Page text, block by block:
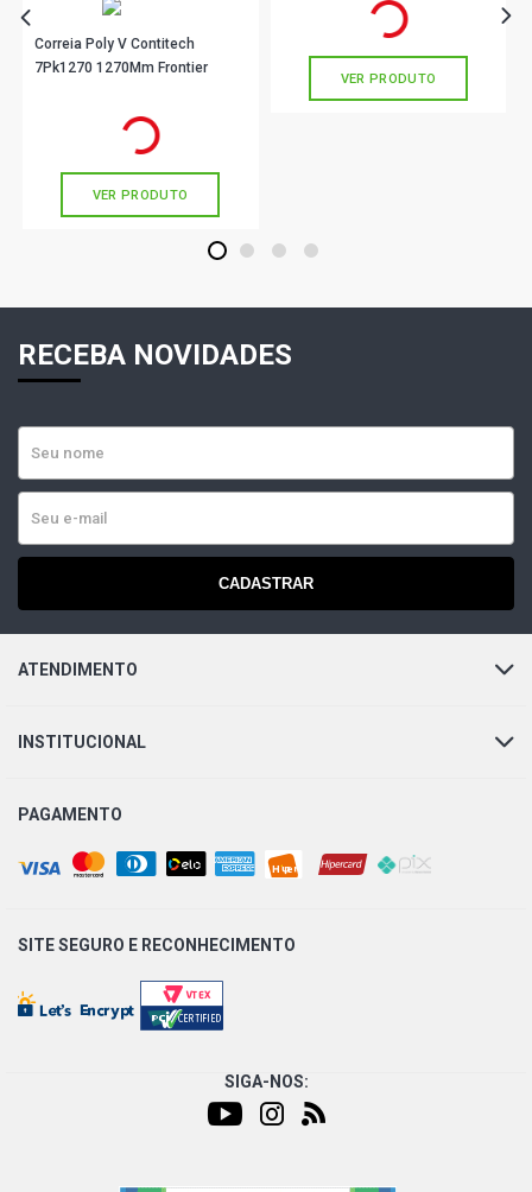
Correia Poly V Contitech
7Pk1270 1270Mm Frontier
em até 1x de
VER PRODUTO
em até 4x de
VER PRODUTO
1 2 3 4
RECEBA NOVIDADES
CADASTRAR
ATENDIMENTO
INSTITUCIONAL
PAGAMENTO
SITE SEGURO E RECONHECIMENTO
SIGA-NOS: